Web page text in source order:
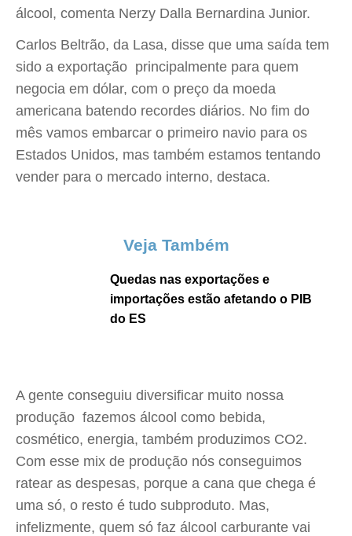
álcool, comenta Nerzy Dalla Bernardina Junior.
Carlos Beltrão, da Lasa, disse que uma saída tem
sido a exportação  principalmente para quem
negocia em dólar, com o preço da moeda
americana batendo recordes diários. No fim do
mês vamos embarcar o primeiro navio para os
Estados Unidos, mas também estamos tentando
vender para o mercado interno, destaca.
Veja Também
Quedas nas exportações e
importações estão afetando o PIB
do ES
A gente conseguiu diversificar muito nossa
produção  fazemos álcool como bebida,
cosmético, energia, também produzimos CO2.
Com esse mix de produção nós conseguimos
ratear as despesas, porque a cana que chega é
uma só, o resto é tudo subproduto. Mas,
infelizmente, quem só faz álcool carburante vai